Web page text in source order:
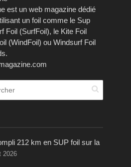
est un web magazine dédié
un foil comme le Sup
Foil (SurfFoil), le Kite Foil
(WindFoil) ou Windsurf Foil
212 km en SUP foil sur la
2026